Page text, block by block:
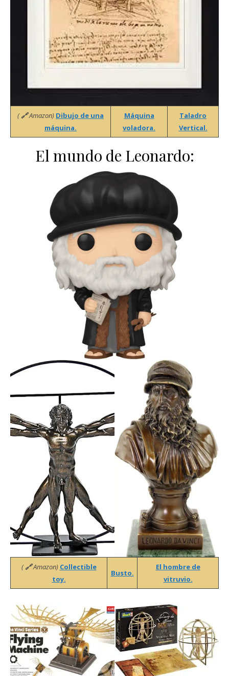
(🔗Amazon) Dibujo de una
máquina.
Máquina
voladora.
Taladro
Vertical.
El mundo de Leonardo:
(🔗Amazon) Collectible
toy.
Busto.
El hombre de
vitruvio.